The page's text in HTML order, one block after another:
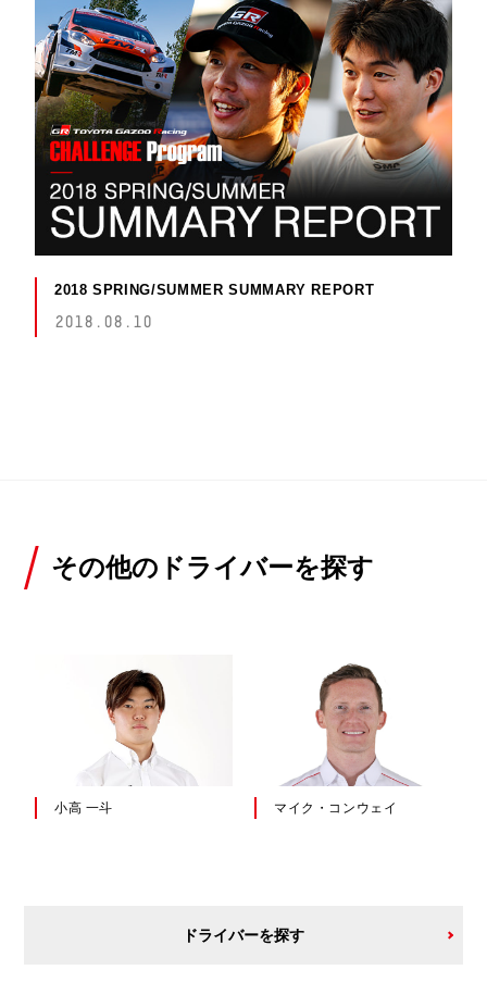
2018 SPRING/SUMMER SUMMARY REPORT
2018.08.10
その他のドライバーを探す
小高 一斗 マイク・コンウェイ
ドライバーを探す